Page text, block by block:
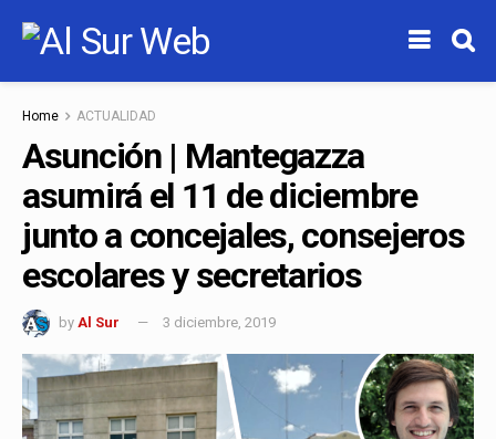
Home ACTUALIDAD
Asunción | Mantegazza
asumirá el 11 de diciembre
junto a concejales, consejeros
escolares y secretarios
by Al Sur 3 diciembre, 2019